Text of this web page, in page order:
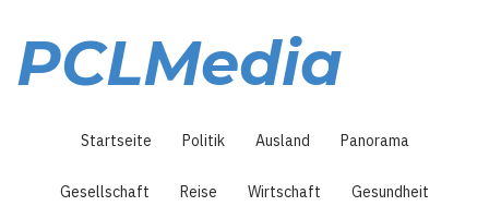
Inhalt
PCLMedia
Startseite Politik Ausland Panorama
Gesellschaft Reise Wirtschaft Gesundheit